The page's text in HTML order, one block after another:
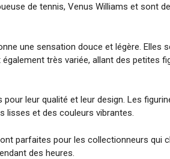
de tennis, Venus Williams et sont
une sensation douce et légère.
très variée, allant des petites
leur qualité et leur design. Les
lisses et des couleurs vibrantes.
parfaites pour les collectionneurs qui
des heures.